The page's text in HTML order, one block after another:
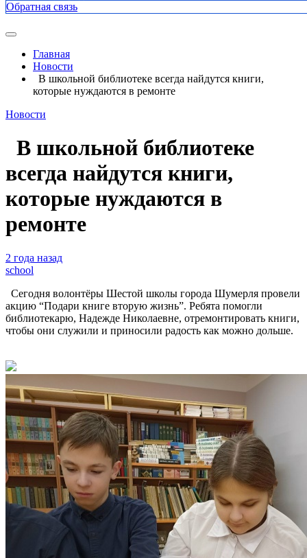
Обратная связь
Главная
Новости
В школьной библиотеке всегда найдутся книги,
которые нуждаются в ремонте
Новости
В школьной библиотеке
всегда найдутся книги,
которые нуждаются в
ремонте
2 года назад
school
Сегодня волонтёры Шестой школы города Шумерля провели
акцию “Подари книге вторую жизнь”. Ребята помогли
библиотекарю, Надежде Николаевне, отремонтировать книги,
чтобы они служили и приносили радость как можно дольше.